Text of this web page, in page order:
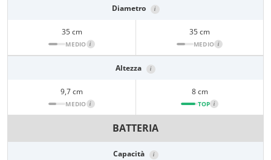
Diametro i
35 cm
MEDIO i
35 cm
MEDIO i
Altezza i
9,7 cm
MEDIO i
8 cm
TOP i
BATTERIA
Capacità i